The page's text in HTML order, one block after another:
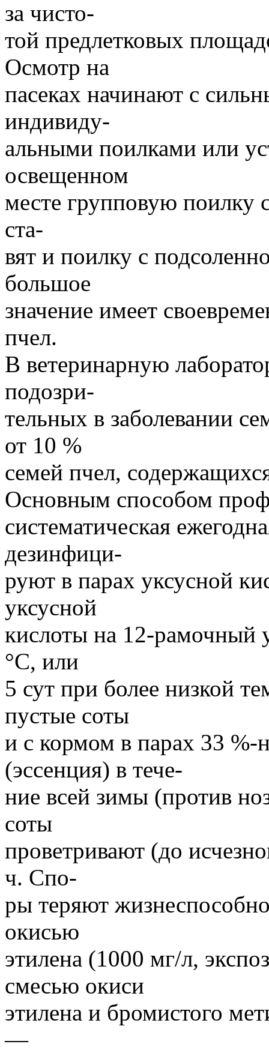
за чисто-
той предлетковых
Осмотр на
пасеках начинают с
индивиду-
альными поилками или
освещенном
месте групповую поилку
ста-
вят и поилку с
большое
значение имеет
пчел.
В ветеринарную
подозри-
тельных в заболевании
от 10 %
семей пчел,
Основным способом
систематическая
дезинфици-
руют в парах уксусной
уксусной
кислоты на 12-рамочный
°С, или
5 сут при более низкой
пустые соты
и с кормом в парах 33 %-
(эссенция) в тече-
ние всей зимы (против
соты
проветривают (до
ч. Спо-
ры теряют
окисью
этилена (1000 мг/л,
смесью окиси
этилена и бромистого
—